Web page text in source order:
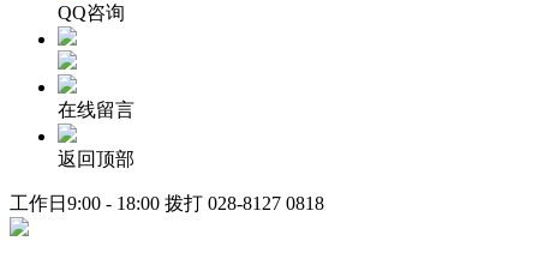
QQ咨询
在线留言
返回顶部
工作日9:00 - 18:00 拨打 028-8127 0818